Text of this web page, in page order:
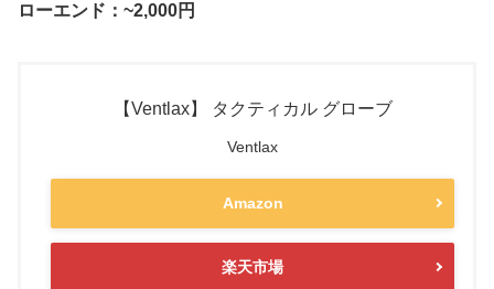
ローエンド：~2,000円
【Ventlax】 タクティカル グローブ
Ventlax
Amazon
楽天市場